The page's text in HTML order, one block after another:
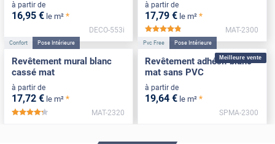
à partir de
16,95 € le m² *
DECO-553i
à partir de
17,79 € le m² *
*****
MAT-2300
Confort Pose Intérieure
Revêtement mural blanc
cassé mat
à partir de
17,72 € le m² *
*****
MAT-2320
Meilleure vente
Pvc Free Pose Intérieure
Revêtement adhésif blanc
mat sans PVC
à partir de
19,64 € le m² *
SPMA-2300